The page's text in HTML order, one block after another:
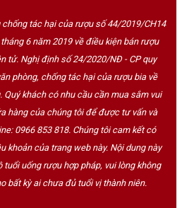
tác hại của rượu số 44/2019/CH14
6 năm 2019 về điều kiện bán rượu
tử. Nghị định số 24/2020/NĐ - CP quy
phòng, chống tác hại của rượu bia về
Quý khách có nhu cầu cần mua sắm vui
hàng của chúng tôi để được tư vấn và
0966 853 818. Chúng tôi cam kết có
khoản của trang web này. Nội dung này
uống rượu hợp pháp, vui lòng không
bất kỳ ai chưa đủ tuổi vị thành niên.